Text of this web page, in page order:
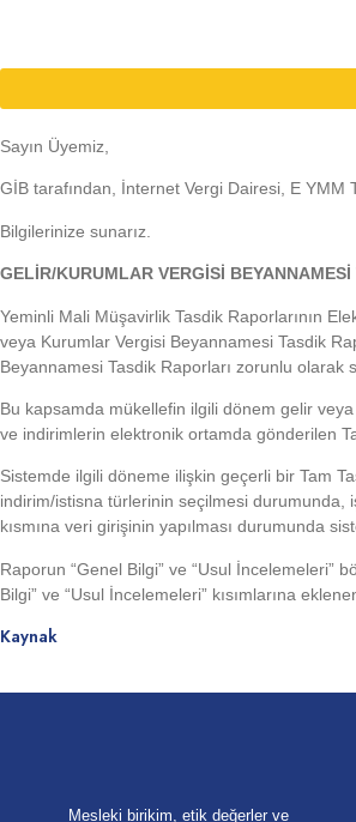
Sayın Üyemiz,
GİB tarafından, İnternet Vergi Dairesi, E
Bilgilerinize sunarız.
GELİR/KURUMLAR VERGİSİ
Yeminli Mali Müşavirlik Tasdik Raporlarının
veya Kurumlar Vergisi Beyannamesi Tasdik
Beyannamesi Tasdik Raporları zorunlu olarak
Bu kapsamda mükellefin ilgili dönem gelir veya
ve indirimlerin elektronik ortamda gönderilen
Sistemde ilgili döneme ilişkin geçerli bir Tam
indirim/istisna türlerinin seçilmesi durumunda,
kısmına veri girişinin yapılması durumunda
Raporun “Genel Bilgi” ve “Usul İncelemeleri”
Bilgi” ve “Usul İncelemeleri” kısımlarına
Kaynak
Mesleki birikim, etik değerler ve